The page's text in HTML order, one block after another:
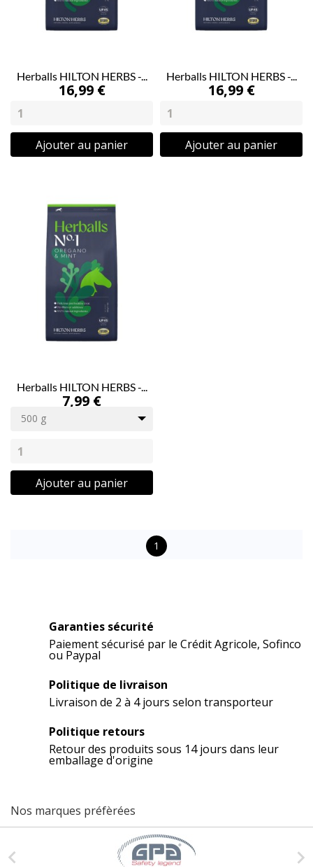
Herballs HILTON HERBS -...
16,99 €
Ajouter au panier
Herballs HILTON HERBS -...
16,99 €
Ajouter au panier
Herballs HILTON HERBS -...
7,99 €
500 g
Ajouter au panier
1
Garanties sécurité
Paiement sécurisé par le Crédit Agricole, Sofinco
ou Paypal
Politique de livraison
Livraison de 2 à 4 jours selon transporteur
Politique retours
Retour des produits sous 14 jours dans leur
emballage d'origine
Nos marques préfèrées
 